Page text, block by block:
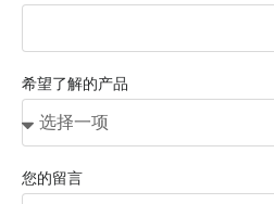
希望了解的产品
您的留言